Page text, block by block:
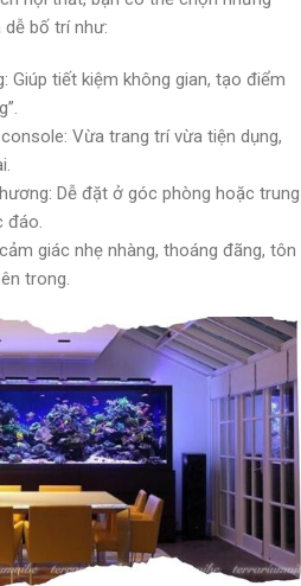
dễ bố trí như:
Giúp tiết kiệm không gian, tạo điểm
Vừa trang trí vừa tiện dụng,
Dễ đặt ở góc phòng hoặc trung
đáo.
giác nhẹ nhàng, thoáng đãng, tôn
trong.